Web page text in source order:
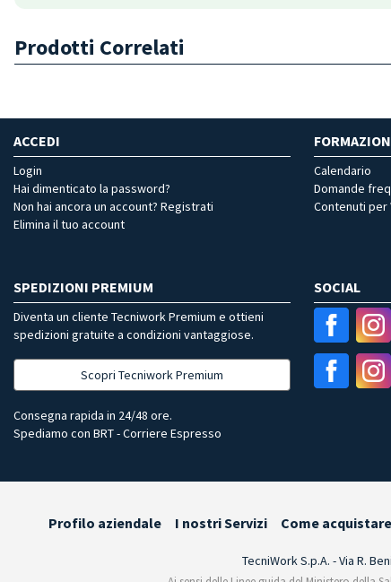
Prodotti Correlati
ACCEDI
Login
Hai dimenticato la password?
Non hai ancora un account? Registrati
Elimina il tuo account
Calendario
Domande
Contenuti per
SPEDIZIONI PREMIUM
Diventa un cliente Tecniwork Premium e ottieni
spedizioni gratuite a condizioni vantaggiose.
Scopri Tecniwork Premium
Consegna rapida in 24/48 ore.
Spediamo con BRT - Corriere Espresso
SOCIAL
Profilo aziendale I nostri Servizi Come acquistare
TecniWork S.p.A. - Via R.